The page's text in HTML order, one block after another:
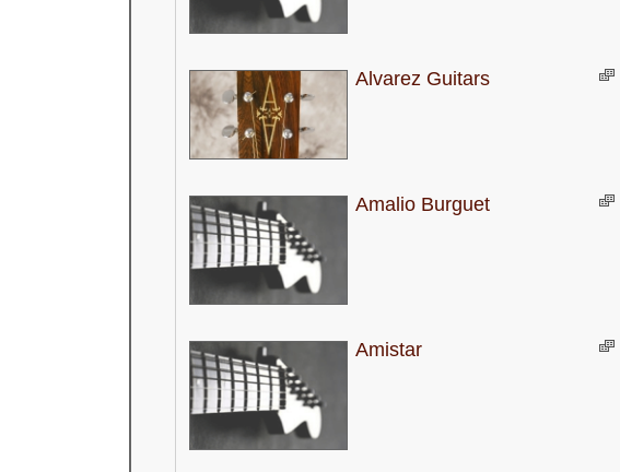
Alvarez Guitars
Amalio Burguet
Amistar